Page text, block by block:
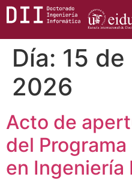
Día: 15
2026
Acto de
del
en Ingeniería